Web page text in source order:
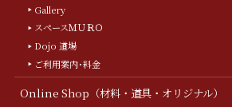
Gallery
スペースＭＵＲＯ
Dojo 道場
ご利用案内･料金
Online Shop（材料・道具・オリジナル）